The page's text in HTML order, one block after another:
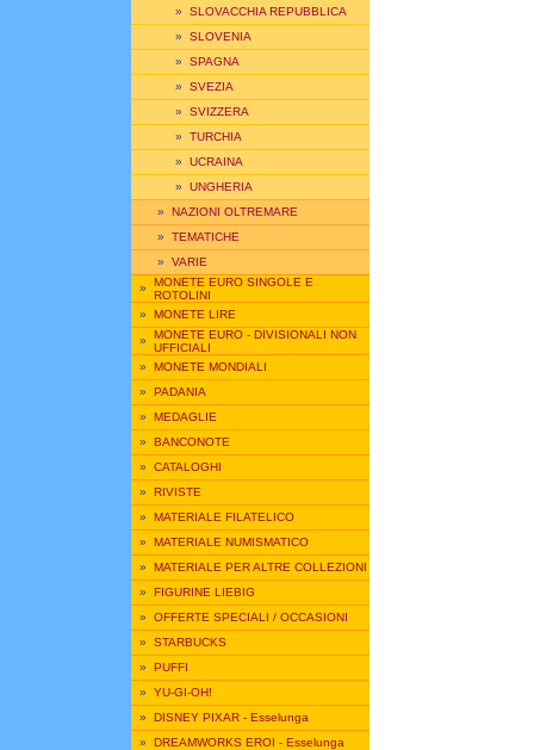
» SLOVACCHIA REPUBBLICA
» SLOVENIA
» SPAGNA
» SVEZIA
» SVIZZERA
» TURCHIA
» UCRAINA
» UNGHERIA
» NAZIONI OLTREMARE
» TEMATICHE
» VARIE
» MONETE EURO SINGOLE E
ROTOLINI
» MONETE LIRE
» MONETE EURO - DIVISIONALI NON
UFFICIALI
» MONETE MONDIALI
» PADANIA
» MEDAGLIE
» BANCONOTE
» CATALOGHI
» RIVISTE
» MATERIALE FILATELICO
» MATERIALE NUMISMATICO
» MATERIALE PER ALTRE COLLEZIONI
» FIGURINE LIEBIG
» OFFERTE SPECIALI / OCCASIONI
» STARBUCKS
» PUFFI
» YU-GI-OH!
» DISNEY PIXAR - Esselunga
» DREAMWORKS EROI - Esselunga